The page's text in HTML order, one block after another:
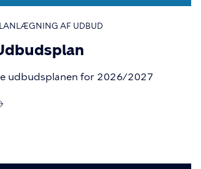
AF UDBUD
udbudsplanen for 2026/2027